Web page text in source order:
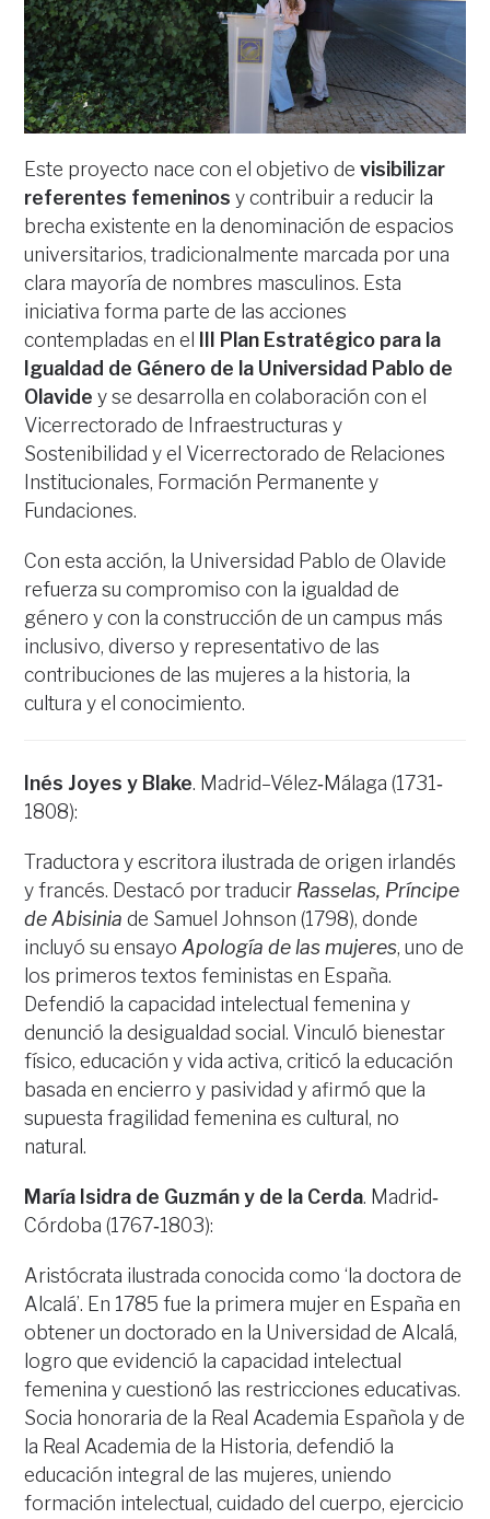
Este proyecto nace con el objetivo devisibilizar
referentes femeninos y contribuir a reducir la
brecha existente en la denominación de espacios
universitarios, tradicionalmente marcada por una
clara mayoría de nombres masculinos. Esta
iniciativa forma parte de las acciones
contempladas en el III Plan Estratégico para la
Igualdad de Género de la Universidad Pablo de
Olavide y se desarrolla en colaboración con el
Vicerrectorado de Infraestructuras y
Sostenibilidad y el Vicerrectorado de Relaciones
Institucionales, Formación Permanente y
Fundaciones.
Con esta acción, la Universidad Pablo de Olavide
refuerza su compromiso con la igualdad de
género y con la construcción de un campus más
inclusivo, diverso y representativo de las
contribuciones de las mujeres a la historia, la
cultura y el conocimiento.
Inés Joyes y Blake. Madrid–Vélez‐Málaga (1731‐
1808):
Traductora y escritora ilustrada de origen irlandés
y francés. Destacó por traducir Rasselas, Príncipe
de Abisinia de Samuel Johnson (1798), donde
incluyó su ensayoApología de las mujeres, uno de
los primeros textos feministas en España.
Defendió la capacidad intelectual femenina y
denunció la desigualdad social. Vinculó bienestar
físico, educación y vida activa, criticó la educación
basada en encierro y pasividad y afirmó que la
supuesta fragilidad femenina es cultural, no
natural.
María Isidra de Guzmán y de la Cerda. Madrid‐
Córdoba (1767‐1803):
Aristócrata ilustrada conocida como ‘la doctora de
Alcalá’. En 1785 fue la primera mujer en España en
obtener un doctorado en la Universidad de Alcalá,
logro que evidenció la capacidad intelectual
femenina y cuestionó las restricciones educativas.
Socia honoraria de la Real Academia Española y de
la Real Academia de la Historia, defendió la
educación integral de las mujeres, uniendo
formación intelectual, cuidado del cuerpo, ejercicio